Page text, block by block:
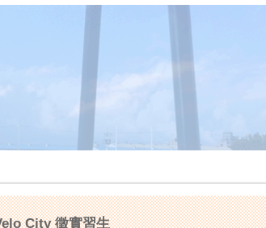
City 徵實習生